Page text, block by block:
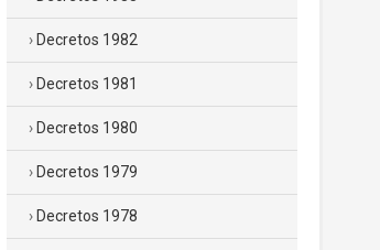
Decretos 1982
Decretos 1981
Decretos 1980
Decretos 1979
Decretos 1978